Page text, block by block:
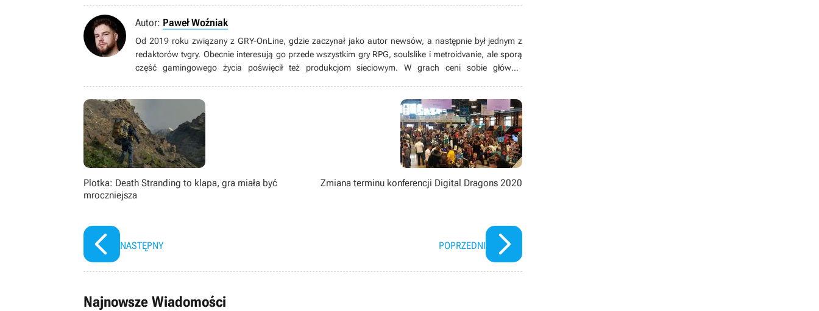
Autor: Paweł Woźniak
Od 2019 roku związany z GRY-OnLine, gdzie zaczynał jako autor newsów, a następnie był jednym z
redaktorów tvgry. Obecnie interesują go przede wszystkim gry RPG, soulslike i metroidvanie, ale sporą
część gamingowego życia poświęcił też produkcjom sieciowym. W grach ceni sobie głównie
Plotka: Death Stranding to klapa, gra miała być
mroczniejsza
NASTĘPNY
Zmiana terminu konferencji Digital Dragons 2020
POPRZEDNI
Najnowsze Wiadomości